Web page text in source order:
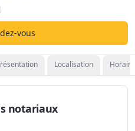
vous
Localisation
notariaux